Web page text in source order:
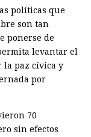
políticas que
son tan
ponerse de
levantar el
la paz cívica y
por
70
sin efectos